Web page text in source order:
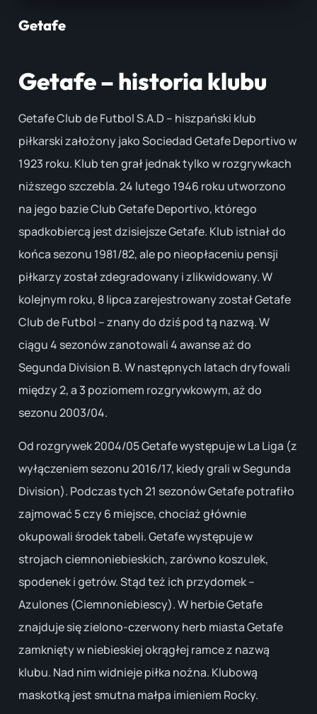
Getafe
Getafe – historia klubu
Getafe Club de Futbol S.A.D – hiszpański klub
piłkarski założony jako Sociedad Getafe Deportivo w
1923 roku. Klub ten grał jednak tylko w rozgrywkach
niższego szczebla. 24 lutego 1946 roku utworzono
na jego bazie Club Getafe Deportivo, którego
spadkobiercą jest dzisiejsze Getafe. Klub istniał do
końca sezonu 1981/82, ale po nieopłaceniu pensji
piłkarzy został zdegradowany i zlikwidowany. W
kolejnym roku, 8 lipca zarejestrowany został Getafe
Club de Futbol – znany do dziś pod tą nazwą. W
ciągu 4 sezonów zanotowali 4 awanse aż do
Segunda Division B. W następnych latach dryfowali
między 2, a 3 poziomem rozgrywkowym, aż do
sezonu 2003/04.
Od rozgrywek 2004/05 Getafe występuje w La Liga (z
wyłączeniem sezonu 2016/17, kiedy grali w Segunda
Division). Podczas tych 21 sezonów Getafe potrafiło
zajmować 5 czy 6 miejsce, chociaż głównie
okupowali środek tabeli. Getafe występuje w
strojach ciemnoniebieskich, zarówno koszulek,
spodenek i getrów. Stąd też ich przydomek –
Azulones (Ciemnoniebiescy). W herbie Getafe
znajduje się zielono-czerwony herb miasta Getafe
zamknięty w niebieskiej okrągłej ramce z nazwą
klubu. Nad nim widnieje piłka nożna. Klubową
maskotką jest smutna małpa imieniem Rocky.